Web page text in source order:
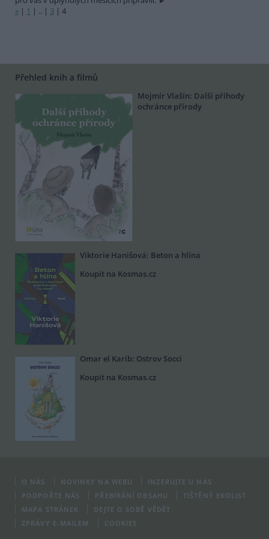
« | 1 | .. | 3 | 4
Přehled knih a filmů
Mojmír Vlašín: Další příhody
ochránce přírody
Viktorie Hanišová: Beton a hlína
Koupit na Kosmas.cz
Omar el Karib: Ostrov Socci
Koupit na Kosmas.cz
O NÁS NOVINKY NA WEBU
INZERUJTE U NÁS
PODPOŘTE NÁS
PŘEBÍRÁNÍ OBSAHU
TIŠTĚNÝ EKOLIST
MAPA STRÁNEK
DEJTE O SOBĚ VĚDĚT
ZPRÁVY E-MAILEM
COOKIES